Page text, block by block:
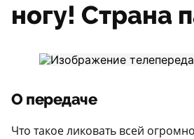
ногу! Страна
О передаче
Что такое ликовать всей